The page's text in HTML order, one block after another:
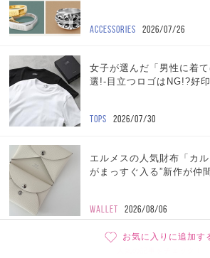
お気に入りに追加す
ACCESSORIES 2026/07/26
女子が選んだ「男性に着
選!-目立つロゴはNG!?好
TOPS 2026/07/30
エルメスの人気財布「カ
がまっすぐ入る”新作が仲
WALLET 2026/08/06